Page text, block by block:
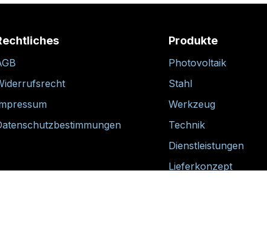
Produkte
Photovoltaik
Stahl
Werkzeug
Technik
Dienstleistungen
Lieferkonzept